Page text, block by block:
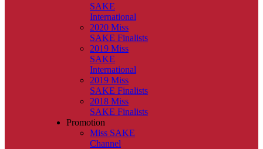
SAKE
International
2020 Miss
SAKE Finalists
2019 Miss
SAKE
International
2019 Miss
SAKE Finalists
2018 Miss
SAKE Finalists
Promotion
Miss SAKE
Channel